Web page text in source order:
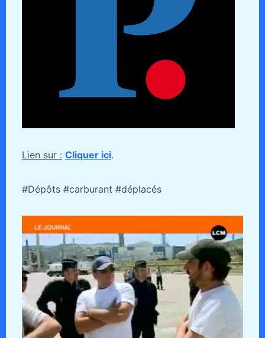
Lien sur : Cliquer ici.
#Dépôts #carburant #déplacés